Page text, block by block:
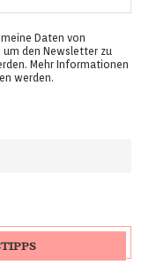
Daten von
den Newsletter zu
Mehr Informationen
werden.